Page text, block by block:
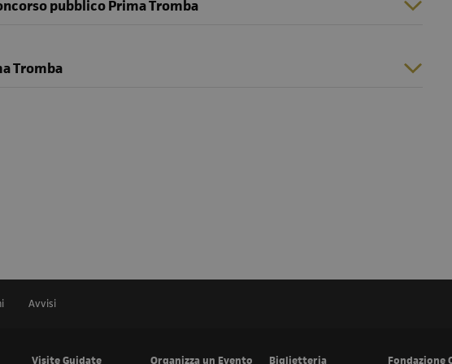
pubblico Prima Tromba
Tromba
Avvisi
Visite Guidate Organizza un Evento Biglietteria Fondazione